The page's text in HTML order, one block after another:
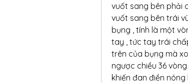
vuốt sang bên phải
vuốt sang bên trái
bụng , tính là một
tay , tức tay trái
trên của bụng mà
ngược chiều 36
khiến đan điền